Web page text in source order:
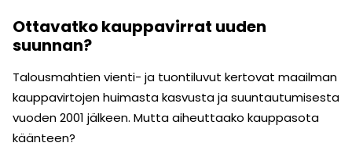
Ottavatko kauppavirrat uuden
suunnan?
Talousmahtien vienti- ja tuontiluvut kertovat maailman
kauppavirtojen huimasta kasvusta ja suuntautumisesta
vuoden 2001 jälkeen. Mutta aiheuttaako kauppasota
käänteen?